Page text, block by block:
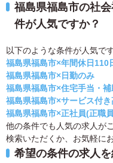
福島県福島市の社
件が人気ですか？
以下のような条件が人気です
福島県福島市×年間休日110
福島県福島市×日勤のみ
福島県福島市×住宅手当・補
福島県福島市×サービス付き
福島県福島市×正社員(正職
他の条件でも人気の求人が
検索いただくか、お気軽に
希望の条件の求人